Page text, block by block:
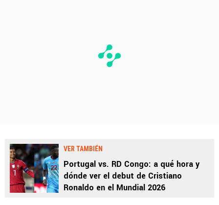
VER TAMBIÉN
Portugal vs. RD Congo: a qué hora y
dónde ver el debut de Cristiano
Ronaldo en el Mundial 2026